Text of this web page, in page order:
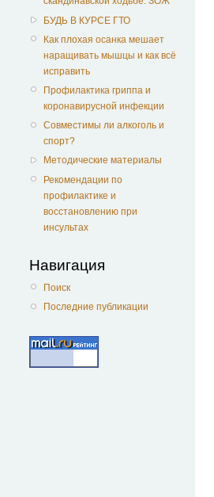
БУДЬ В КУРСЕ ГТО
Как плохая осанка мешает
наращивать мышцы и как всё
исправить
Профилактика гриппа и
коронавирусной инфекции
Совместимы ли алкоголь и
спорт?
Методические материалы
Рекомендации по
профилактике и
восстановлению при
инсультах
Навигация
Поиск
Последние публикации